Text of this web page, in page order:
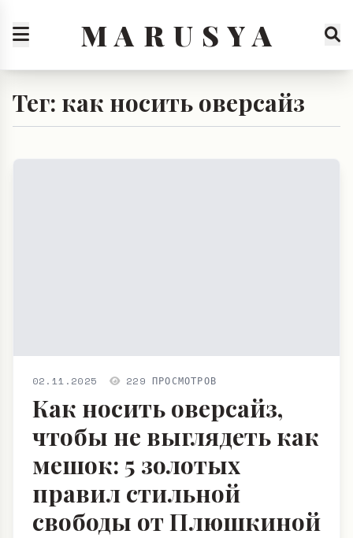
M A R U S Y A
Тег: как носить оверсайз
02.11.2025 229 ПРОСМОТРОВ
Как носить оверсайз,
чтобы не выглядеть как
мешок: 5 золотых
правил стильной
свободы от Плюшкиной